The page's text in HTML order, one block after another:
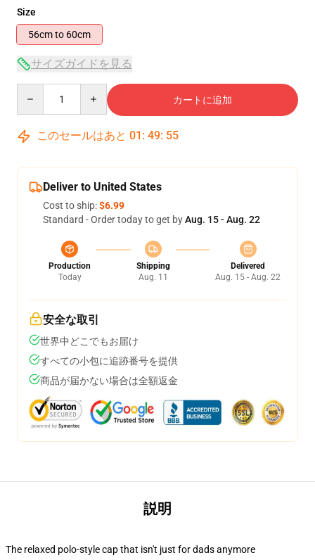
Size
56cm to 60cm
サイズガイドを見る
カートに追加
このセールはあと 01 : 49: 54
Deliver to United States
Cost to ship:$6.99
Standard - Order today to get byAug. 15 - Aug. 22
Production
Today
Shipping
Aug. 11
Delivered
Aug. 15 - Aug. 22
安全な取引
世界中どこでもお届け
すべての小包に追跡番号を提供
商品が届かない場合は全額返金
説明
The relaxed polo-style cap that isn't just for dads anymore